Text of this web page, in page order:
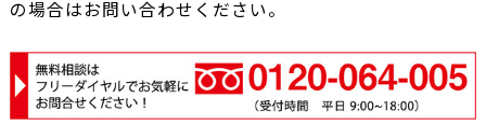
の場合はお問い合わせください。